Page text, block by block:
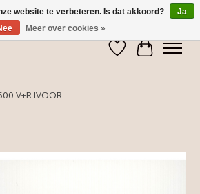
Verlanglijst
V+R IVOOR
slideshow Items
website te verbeteren. Is dat akkoord?
Ja
Meer over cookies »